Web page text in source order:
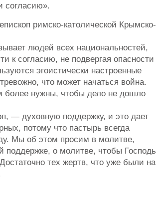
согласию».
римско-католической Крымско-
людей всех национальностей,
к согласию, не подвергая опасности
эгоистически настроенные
что может начаться война.
более нужны, чтобы дело не дошло
— духовную поддержку, и это дает
потому что пастырь всегда
Мы об этом просим в молитве,
о молитве, чтобы Господь
тех жертв, что уже были на